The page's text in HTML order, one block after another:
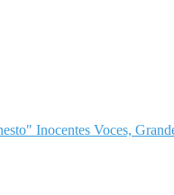
Inocentes Voces,